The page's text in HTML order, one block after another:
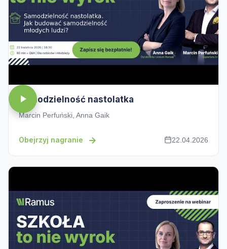
Samodzielność nastolatka
Marcin Perfuński, Anna Gaik
Obejrzyj nagranie 22.04.2026